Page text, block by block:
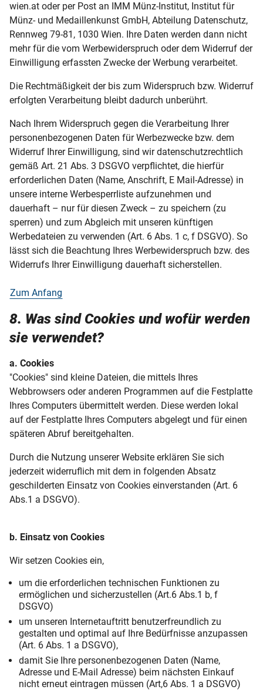
wien.at oder per Post an IMM Münz-Institut, Institut für
Münz- und Medaillenkunst GmbH, Abteilung Datenschutz,
Rennweg 79-81, 1030 Wien. Ihre Daten werden dann nicht
mehr für die vom Werbewiderspruch oder dem Widerruf der
Einwilligung erfassten Zwecke der Werbung verarbeitet.
Die Rechtmäßigkeit der bis zum Widerspruch bzw. Widerruf
erfolgten Verarbeitung bleibt dadurch unberührt.
Nach Ihrem Widerspruch gegen die Verarbeitung Ihrer
personenbezogenen Daten für Werbezwecke bzw. dem
Widerruf Ihrer Einwilligung, sind wir datenschutzrechtlich
gemäß Art. 21 Abs. 3 DSGVO verpflichtet, die hierfür
erforderlichen Daten (Name, Anschrift, E Mail-Adresse) in
unsere interne Werbesperrliste aufzunehmen und
dauerhaft – nur für diesen Zweck – zu speichern (zu
sperren) und zum Abgleich mit unseren künftigen
Werbedateien zu verwenden (Art. 6 Abs. 1 c, f DSGVO). So
lässt sich die Beachtung Ihres Werbewiderspruch bzw. des
Widerrufs Ihrer Einwilligung dauerhaft sicherstellen.
Zum Anfang
8. Was sind Cookies und wofür werden
sie verwendet?
a. Cookies
"Cookies" sind kleine Dateien, die mittels Ihres
Webbrowsers oder anderen Programmen auf die Festplatte
Ihres Computers übermittelt werden. Diese werden lokal
auf der Festplatte Ihres Computers abgelegt und für einen
späteren Abruf bereitgehalten.
Durch die Nutzung unserer Website erklären Sie sich
jederzeit widerruflich mit dem in folgenden Absatz
geschilderten Einsatz von Cookies einverstanden (Art. 6
Abs.1 a DSGVO).
b. Einsatz von Cookies
Wir setzen Cookies ein,
um die erforderlichen technischen Funktionen zu
ermöglichen und sicherzustellen (Art.6 Abs.1 b, f
DSGVO)
um unseren Internetauftritt benutzerfreundlich zu
gestalten und optimal auf Ihre Bedürfnisse anzupassen
(Art. 6 Abs. 1 a DSGVO),
damit Sie Ihre personenbezogenen Daten (Name,
Adresse und E-Mail Adresse) beim nächsten Einkauf
nicht erneut eintragen müssen (Art,6 Abs. 1 a DSGVO)